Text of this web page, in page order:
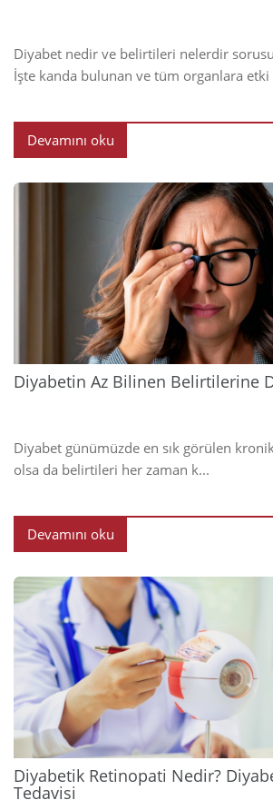
Diyabet nedir ve belirtileri nelerdir
İşte kanda bulunan ve tüm organlara etki
Devamını oku
Diyabetin Az Bilinen Belirtilerine
Diyabet günümüzde en sık görülen
olsa da belirtileri her zaman k...
Devamını oku
Diyabetik Retinopati Nedir?
Tedavisi